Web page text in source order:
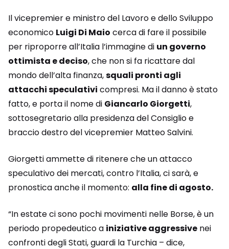
Il vicepremier e ministro del Lavoro e dello Sviluppo
economico Luigi Di Maio cerca di fare il possibile
per riproporre all’Italia l’immagine di un governo
ottimista e deciso, che non si fa ricattare dal
mondo dell’alta finanza,squali pronti agli
attacchi speculativi compresi. Ma il danno è stato
fatto, e porta il nome di Giancarlo Giorgetti,
sottosegretario alla presidenza del Consiglio e
braccio destro del vicepremier Matteo Salvini.
Giorgetti ammette di ritenere che un attacco
speculativo dei mercati, contro l’Italia, ci sarà, e
pronostica anche il momento: alla fine di agosto.
“In estate ci sono pochi movimenti nelle Borse, è un
periodo propedeutico a iniziative aggressive nei
confronti degli Stati, guardi la Turchia – dice,